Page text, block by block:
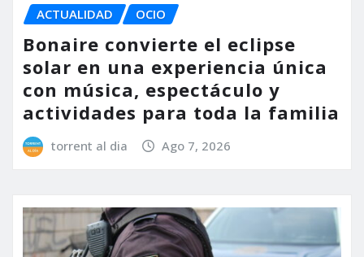
ACTUALIDAD OCIO
Bonaire convierte el eclipse
solar en una experiencia única
con música, espectáculo y
actividades para toda la familia
torrent al dia Ago 7, 2026